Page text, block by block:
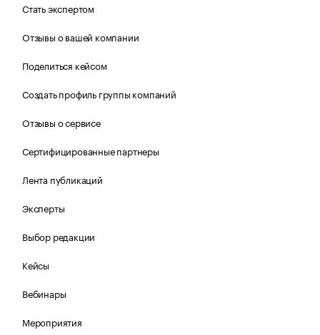
Стать экспертом
Отзывы о вашей компании
Поделиться кейсом
Создать профиль группы компаний
Отзывы о сервисе
Сертифицированные партнеры
Лента публикаций
Эксперты
Выбор редакции
Кейсы
Вебинары
Мероприятия